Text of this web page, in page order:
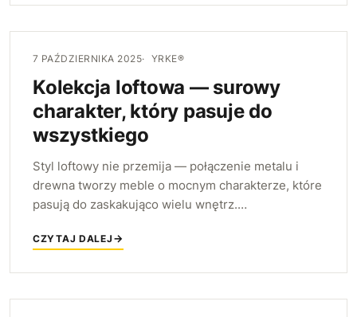
7 PAŹDZIERNIKA 2025 YRKE®
Kolekcja loftowa — surowy
charakter, który pasuje do
wszystkiego
Styl loftowy nie przemija — połączenie metalu i
drewna tworzy meble o mocnym charakterze, które
pasują do zaskakująco wielu wnętrz.
podpowiadamy, gdzie się sprawdzi.
CZYTAJ DALEJ